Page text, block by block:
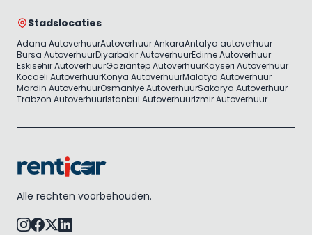
Stadslocaties
Adana AutoverhuurAutoverhuur AnkaraAntalya autoverhuur
Bursa AutoverhuurDiyarbakir AutoverhuurEdirne Autoverhuur
Eskisehir AutoverhuurGaziantep AutoverhuurKayseri Autoverhuur
Kocaeli AutoverhuurKonya AutoverhuurMalatya Autoverhuur
Mardin AutoverhuurOsmaniye AutoverhuurSakarya Autoverhuur
Trabzon AutoverhuurIstanbul AutoverhuurIzmir Autoverhuur
Alle rechten voorbehouden.